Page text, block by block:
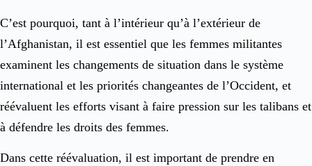
C’est pourquoi, tant à l’intérieur qu’à l’extérieur de
l’Afghanistan, il est essentiel que les femmes militantes
examinent les changements de situation dans le système
international et les priorités changeantes de l’Occident, et
réévaluent les efforts visant à faire pression sur les talibans et
à défendre les droits des femmes.
Dans cette réévaluation, il est important de prendre en